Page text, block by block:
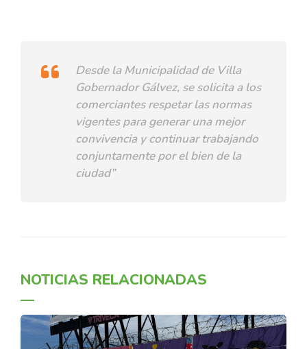
Desde la Municipalidad de Villa
Gobernador Gálvez, se solicita a los
comerciantes respetar las normas
vigentes para generar una mejor
convivencia y continuar trabajando
conjuntamente por el bien de la
ciudad”
NOTICIAS RELACIONADAS